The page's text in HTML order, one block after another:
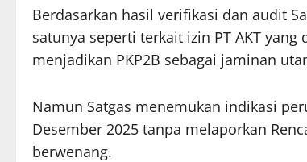
Berdasarkan hasil verifikasi dan audit
satunya seperti terkait izin PT AKT
menjadikan PKP2B sebagai jaminan
Namun Satgas menemukan indikasi
Desember 2025 tanpa melaporkan
berwenang.